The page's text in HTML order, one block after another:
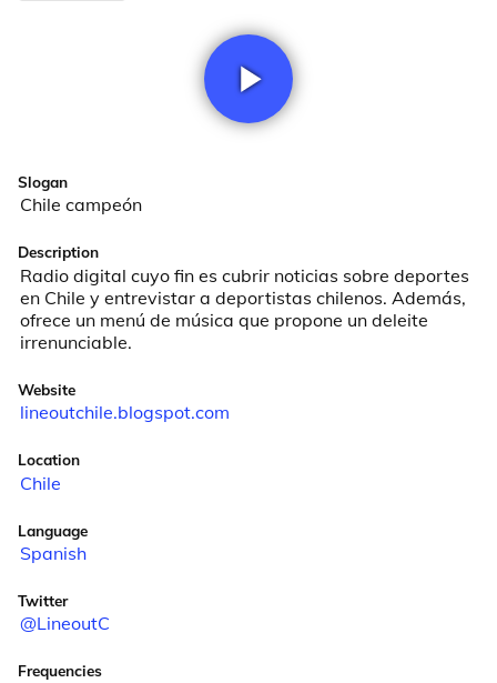
Slogan
Chile campeón
Description
Radio digital cuyo fin es cubrir noticias sobre deportes
en Chile y entrevistar a deportistas chilenos. Además,
ofrece un menú de música que propone un deleite
irrenunciable.
Website
lineoutchile.blogspot.com
Location
Chile
Language
Spanish
Twitter
@LineoutC
Frequencies